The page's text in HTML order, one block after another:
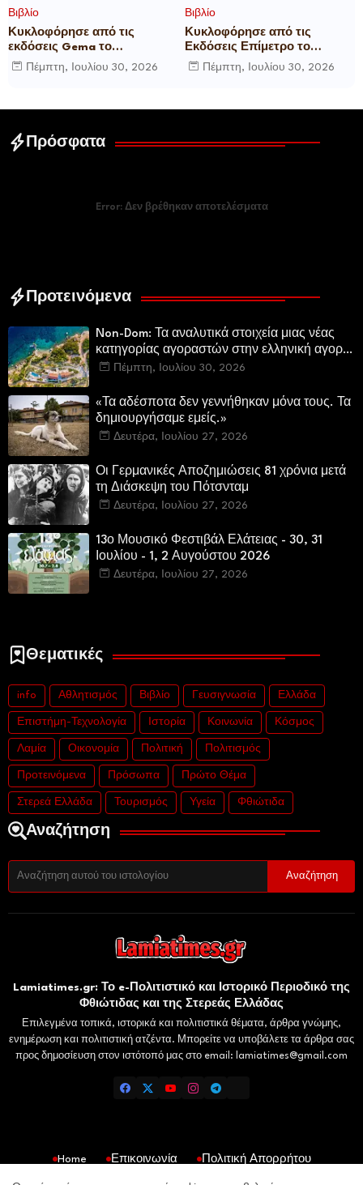
Βιβλίο
Κυκλοφόρησε από τις
εκδόσεις Gema το
μυθιστόρημα του γνωστού
δημοσιογράφου Γεώργιου Θ.
Πέμπτη, Ιουλίου 30, 2026
Βιβλίο
Κυκλοφόρησε από τις
Εκδόσεις Επίμετρο το
αστυνομικό μυθιστόρημα της
Κατερίνας Πανούση Οι ρόλοι
Πέμπτη, Ιουλίου 30, 2026
Πρόσφατα
Error:Δεν βρέθηκαν αποτελέσματα
Προτεινόμενα
Non-Dom: Τα αναλυτικά στοιχεία μιας νέας
κατηγορίας αγοραστών στην ελληνική αγορά
πολυτελών κατοικιών
Πέμπτη, Ιουλίου 30, 2026
«Τα αδέσποτα δεν γεννήθηκαν μόνα τους. Τα
δημιουργήσαμε εμείς.»
Δευτέρα, Ιουλίου 27, 2026
Οι Γερμανικές Αποζημιώσεις 81 χρόνια μετά
τη Διάσκεψη του Πότσνταμ
Δευτέρα, Ιουλίου 27, 2026
13ο Μουσικό Φεστιβάλ Ελάτειας - 30, 31
Ιουλίου - 1, 2 Αυγούστου 2026
Δευτέρα, Ιουλίου 27, 2026
Θεματικές
info Αθλητισμός Βιβλίο Γευσιγνωσία Ελλάδα
Επιστήμη-Τεχνολογία Ιστορία Κοινωνία Κόσμος
Λαμία Οικονομία Πολιτική Πολιτισμός
Προτεινόμενα Πρόσωπα Πρώτο Θέμα
Στερεά Ελλάδα Τουρισμός Υγεία Φθιώτιδα
Αναζήτηση
Lamiatimes.gr: Το e-Πολιτιστικό και Ιστορικό Περιοδικό της
Φθιώτιδας και της Στερεάς Ελλάδας
Επιλεγμένα τοπικά, ιστορικά και πολιτιστικά θέματα, άρθρα γνώμης,
ενημέρωση και πολιτιστική ατζέντα. Μπορείτε να υποβάλετε τα άρθρα σας
προς δημοσίευση στον ιστότοπό μας στο email: lamiatimes@gmail.com
Home Επικοινωνία
Πολιτική Απορρήτου